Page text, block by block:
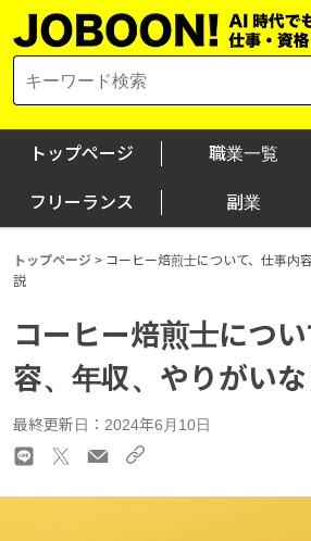
Skip
to
for:
トップページ 職業一覧
フリーランス 副業
トップページ > コーヒー焙煎士について、仕事内
説
コーヒー焙煎士につ
容、年収、やりがい
最終更新日：2024年6月10日